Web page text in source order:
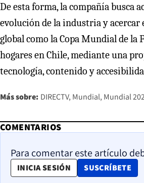
De esta forma, la compañía busca
evolución de la industria y acercar
global como la Copa Mundial de la
hogares en Chile, mediante una
tecnología, contenido y
Más sobre: DIRECTV Mundial Mundial
COMENTARIOS
Para comentar este artículo
INICIA SESIÓN SUSCRÍBETE
OPENS IN NEW